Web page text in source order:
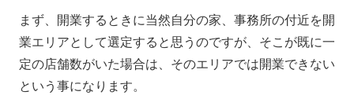
まず、開業するときに当然自分の家、事務所の付近を開
業エリアとして選定すると思うのですが、そこが既に一
定の店舗数がいた場合は、そのエリアでは開業できない
という事になります。